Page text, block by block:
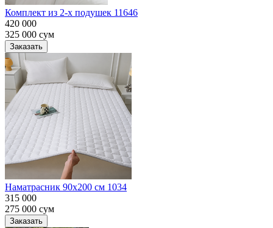
Комплект из 2-х подушек 11646
420 000
325 000 сум
Заказать
Наматрасник 90х200 см 1034
315 000
275 000 сум
Заказать